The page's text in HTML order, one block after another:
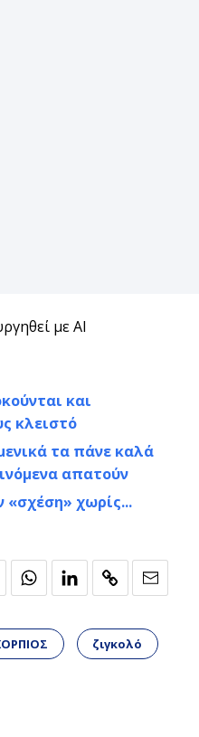
με AI
και
κλειστό
τα πάνε καλά
απατούν
«σχέση» χωρίς...
ζιγκολό